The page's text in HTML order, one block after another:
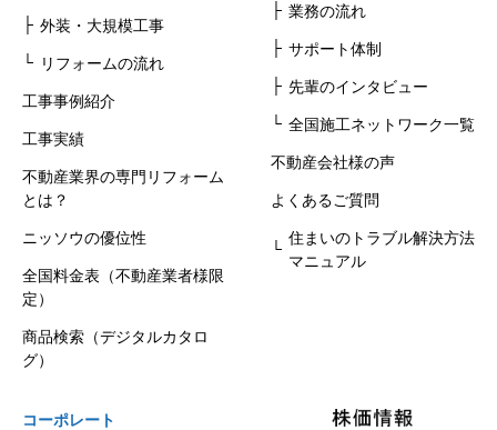
外装・大規模工事
リフォームの流れ
工事事例紹介
工事実績
不動産業界の専門リフォーム
とは？
ニッソウの優位性
全国料金表（不動産業者様限
定）
商品検索（デジタルカタロ
グ）
業務の流れ
サポート体制
先輩のインタビュー
全国施工ネットワーク一覧
不動産会社様の声
よくあるご質問
住まいのトラブル解決方法
マニュアル
コーポレート